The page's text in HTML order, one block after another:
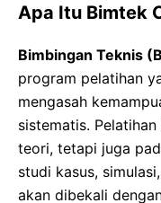
Apa Itu Bimtek
Bimbingan Teknis
program pelatihan
mengasah
sistematis.
teori, tetapi juga
studi kasus,
akan dibekali